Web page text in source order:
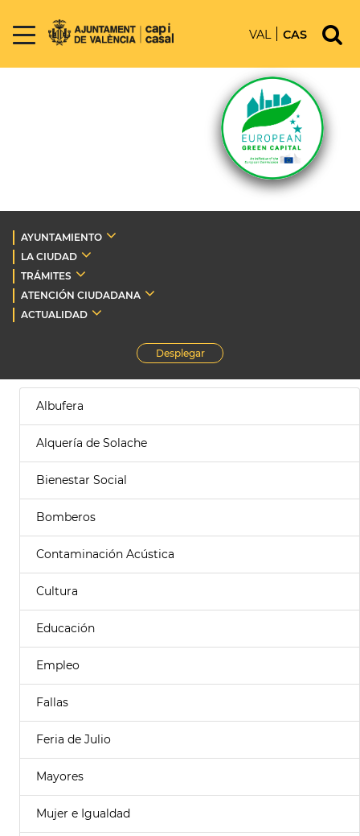
VAL CAS
AYUNTAMIENTO
LA CIUDAD
TRÁMITES
ATENCIÓN CIUDADANA
ACTUALIDAD
Desplegar
Albufera
Alquería de Solache
Bienestar Social
Bomberos
Contaminación Acústica
Cultura
Educación
Empleo
Fallas
Feria de Julio
Mayores
Mujer e Igualdad